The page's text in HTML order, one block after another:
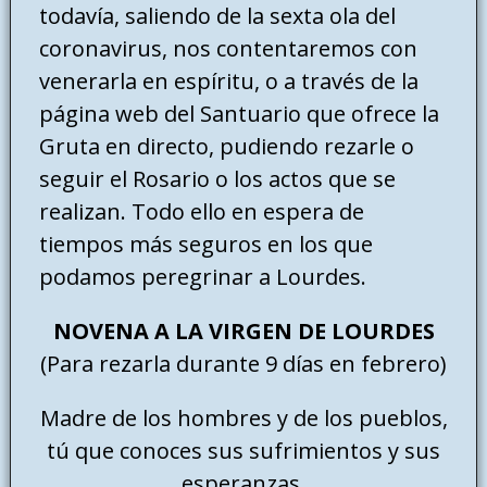
todavía, saliendo de la sexta ola del
coronavirus, nos contentaremos con
venerarla en espíritu, o a través de la
página web del Santuario que ofrece la
Gruta en directo, pudiendo rezarle o
seguir el Rosario o los actos que se
realizan. Todo ello en espera de
tiempos más seguros en los que
podamos peregrinar a Lourdes.
NOVENA A LA VIRGEN DE LOURDES
(Para rezarla durante 9 días en febrero)
Madre de los hombres y de los pueblos,
tú que conoces sus sufrimientos y sus